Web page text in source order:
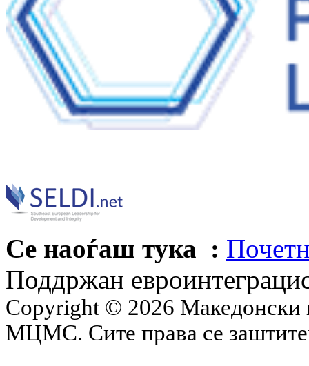
Се наоѓаш тука :
Поддржан
Copyright © 2026 Македонски
МЦМС. Сите права се